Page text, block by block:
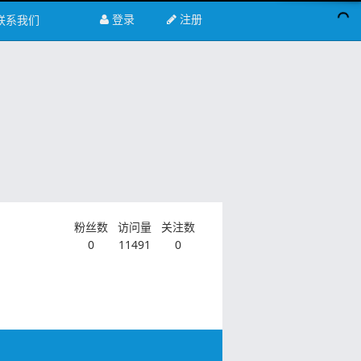
注册
登录
系我们
粉丝数
0
访问量
11491
关注数
0